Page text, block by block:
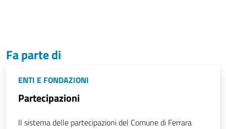
Fa parte di
ENTI E FONDAZIONI
Partecipazioni
Il sistema delle partecipazioni del Comune di Ferrara